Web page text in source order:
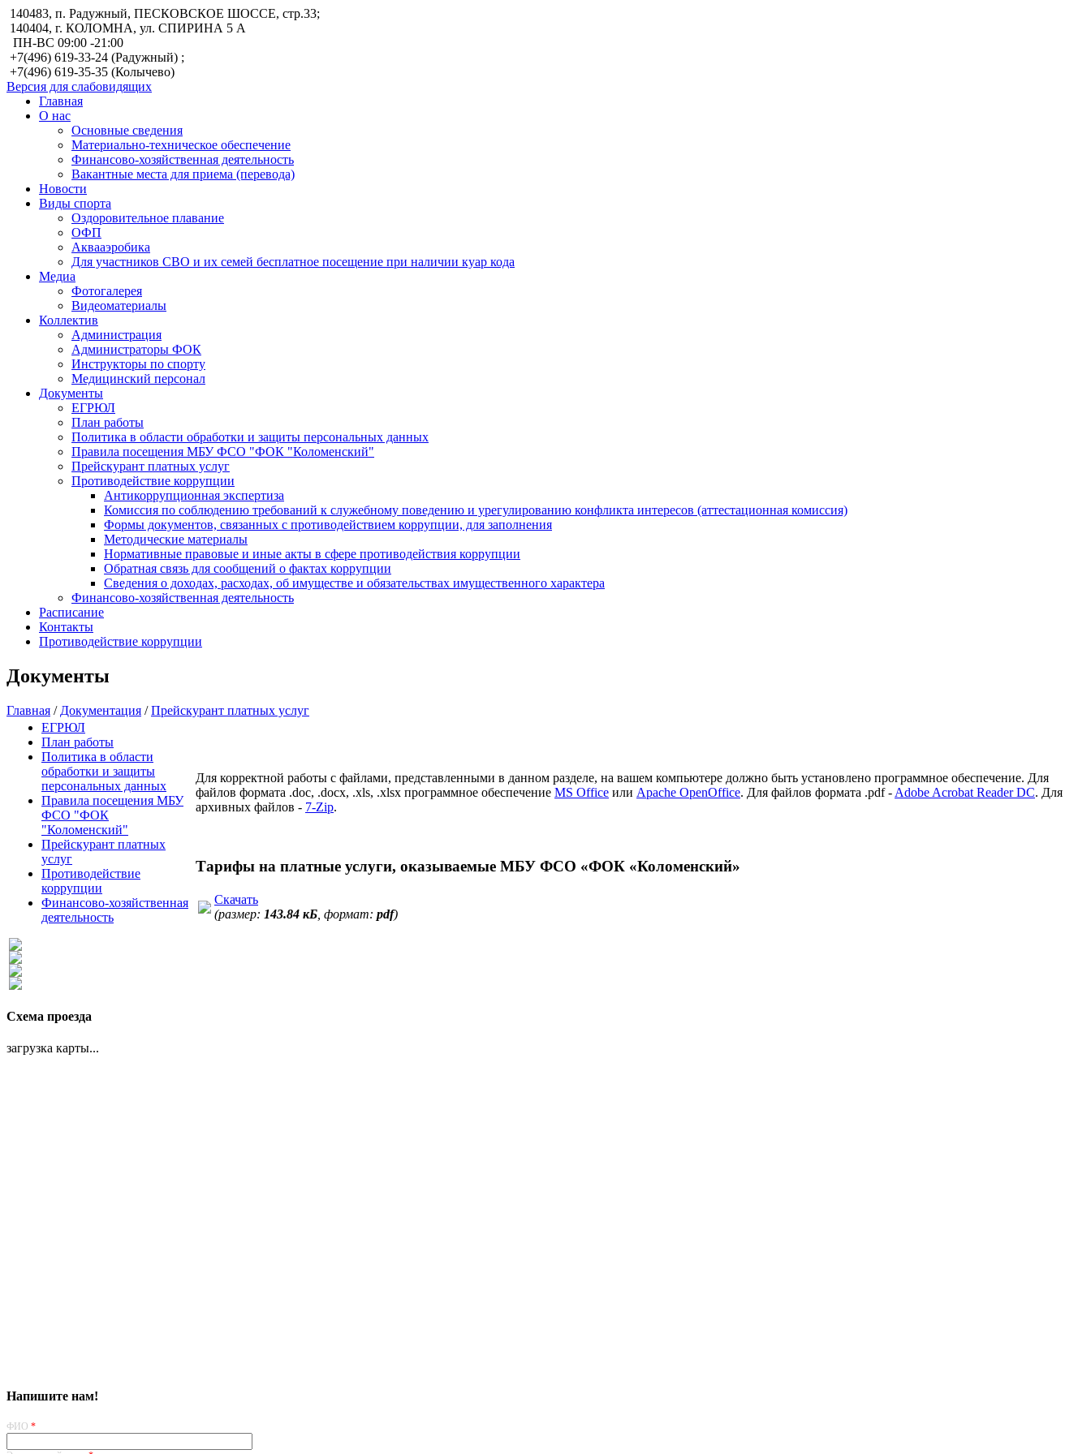
140483, п. Радужный, ПЕСКОВСКОЕ ШОССЕ, стр.33;
140404, г. КОЛОМНА, ул. СПИРИНА 5 А
ПН-ВС 09:00 -21:00
+7(496) 619-33-24 (Радужный) ;
+7(496) 619-35-35 (Колычево)
Версия для слабовидящих
Главная
О нас
Основные сведения
Материально-техническое обеспечение
Финансово-хозяйственная деятельность
Вакантные места для приема (перевода)
Новости
Виды спорта
Оздоровительное плавание
ОФП
Аквааэробика
Для участников СВО и их семей бесплатное посещение при наличии куар кода
Медиа
Фотогалерея
Видеоматериалы
Коллектив
Администрация
Администраторы ФОК
Инструкторы по спорту
Медицинский персонал
Документы
ЕГРЮЛ
План работы
Политика в области обработки и защиты персональных данных
Правила посещения МБУ ФСО "ФОК "Коломенский"
Прейскурант платных услуг
Противодействие коррупции
Антикоррупционная экспертиза
Комиссия по соблюдению требований к служебному поведению и урегулированию конфликта интересов (аттестационная комиссия)
Формы документов, связанных с противодействием коррупции, для заполнения
Методические материалы
Нормативные правовые и иные акты в сфере противодействия коррупции
Обратная связь для сообщений о фактах коррупции
Сведения о доходах, расходах, об имуществе и обязательствах имущественного характера
Финансово-хозяйственная деятельность
Расписание
Контакты
Противодействие коррупции
Документы
Главная / Документация /Прейскурант платных услуг
ЕГРЮЛ
План работы
Политика в области
обработки и защиты
персональных данных
Правила посещения МБУ
ФСО "ФОК
"Коломенский"
Прейскурант платных
услуг
Противодействие
коррупции
Финансово-хозяйственная
деятельность
Для корректной работы с файлами, представленными в данном разделе, на вашем компьютере должно быть установлено программное обеспечение. Для
файлов формата .doc, .docx, .xls, .xlsx программное обеспечение MS Office или Apache OpenOffice. Для файлов формата .pdf - Adobe Acrobat Reader DC. Для
архивных файлов - 7-Zip.
Тарифы на платные услуги, оказываемые МБУ ФСО «ФОК «Коломенский»
Скачать
(размер: 143.84 кБ , формат: pdf)
Схема проезда
загрузка карты...
Напишите нам!
ФИО *